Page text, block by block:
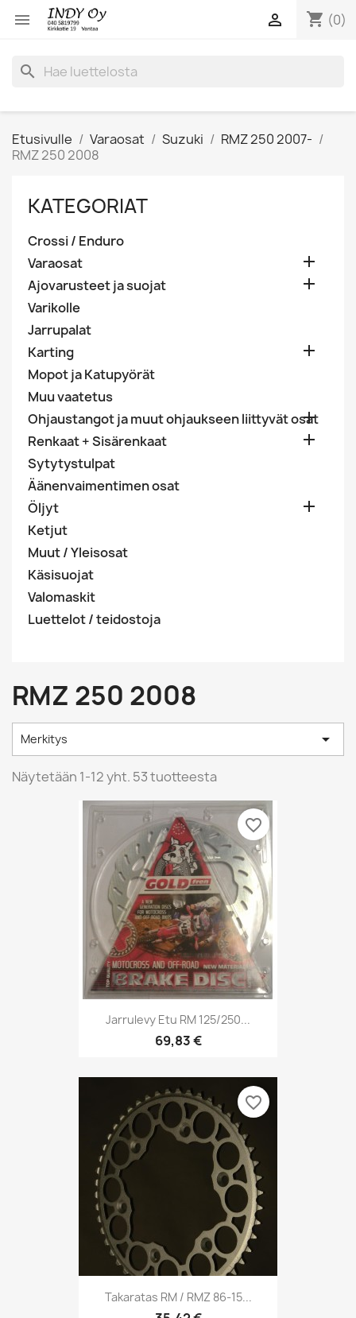
 shopping_cart (0)

search
Etusivulle Varaosat Suzuki
RMZ 250 2007-
RMZ 250 2008
KATEGORIAT
Crossi / Enduro
Varaosat

Ajovarusteet ja suojat 
Varikolle
Jarrupalat
Karting

Mopot ja Katupyörät
Muu vaatetus
Ohjaustangot ja muut ohjaukseen liittyvät osat

Renkaat + Sisärenkaat 
Sytytystulpat
Äänenvaimentimen osat
Öljyt

Ketjut
Muut / Yleisosat
Käsisuojat
Valomaskit
Luettelot / teidostoja
RMZ 250 2008
Merkitys 
Näytetään 1-12 yht. 53 tuotteesta
Jarrulevy Etu RM 125/250...
69,83 €
favorite_border
Takaratas RM / RMZ 86-15...
favorite_border